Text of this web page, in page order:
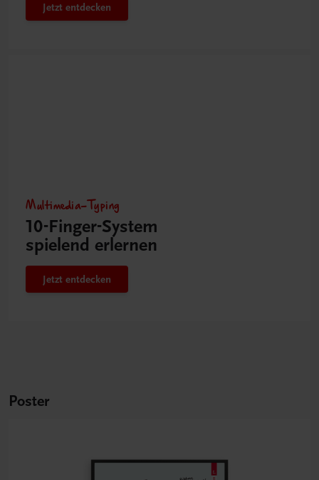
Jetzt entdecken
Multimedia-Typing
10-Finger-­System
spielend erlernen
Jetzt entdecken
Poster